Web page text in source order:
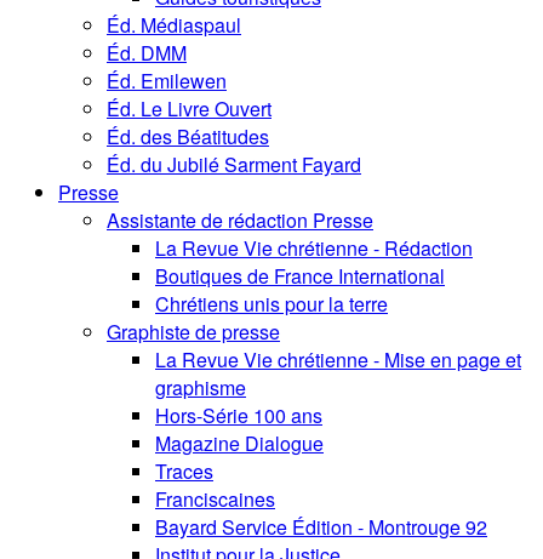
Éd. Médiaspaul
Éd. DMM
Éd. Emilewen
Éd. Le Livre Ouvert
Éd. des Béatitudes
Éd. du Jubilé Sarment Fayard
Presse
Assistante de rédaction Presse
La Revue Vie chrétienne - Rédaction
Boutiques de France International
Chrétiens unis pour la terre
Graphiste de presse
La Revue Vie chrétienne - Mise en page et
graphisme
Hors-Série 100 ans
Magazine Dialogue
Traces
Franciscaines
Bayard Service Édition - Montrouge 92